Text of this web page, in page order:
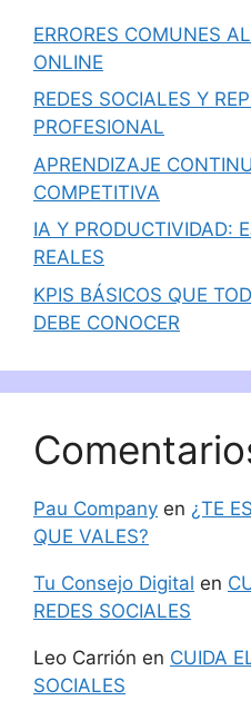
ERRORES COMUNES
ONLINE
REDES SOCIALES Y
PROFESIONAL
APRENDIZAJE
COMPETITIVA
IA Y PRODUCTIVIDAD:
REALES
KPIS BÁSICOS QUE
DEBE CONOCER
Pau Company en ¿TE
QUE VALES?
Tu Consejo Digital en
REDES SOCIALES
Leo Carrión en CUIDA
SOCIALES